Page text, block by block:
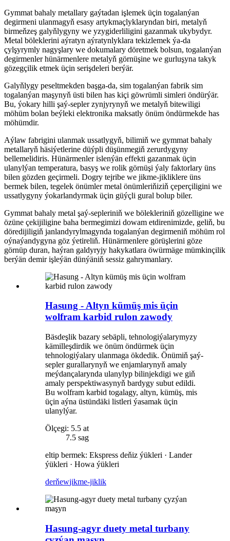
Gymmat bahaly metallary gaýtadan işlemek üçin togalanýan
degirmeni ulanmagyň esasy artykmaçlyklaryndan biri, metalyň
birmeňzeş galyňlygyny we yzygiderliligini gazanmak ukybydyr.
Metal böleklerini aýratyn aýratynlyklara tekizlemek ýa-da
çylşyrymly nagyşlary we dokumalary döretmek bolsun, togalanýan
degirmenler hünärmenlere metalyň görnüşine we gurluşyna takyk
gözegçilik etmek üçin serişdeleri berýär.
Galyňlygy peseltmekden başga-da, sim togalanýan fabrik sim
togalanýan maşynyň üsti bilen has kiçi göwrümli simleri öndürýär.
Bu, ýokary hilli şaý-sepler zynjyrynyň we metalyň bitewiligi
möhüm bolan beýleki elektronika maksatly önüm öndürmekde has
möhümdir.
Aýlaw fabrigini ulanmak ussatlygyň, bilimiň we gymmat bahaly
metallaryň häsiýetlerine düýpli düşünmegiň zerurdygyny
bellemelidiris. Hünärmenler islenýän effekti gazanmak üçin
ulanylýan temperatura, basyş we rolik görnüşi ýaly faktorlary üns
bilen gözden geçirmeli. Dogry tejribe we jikme-jikliklere üns
bermek bilen, tegelek önümler metal önümleriňiziň çeperçiligini we
ussatlygyny ýokarlandyrmak üçin güýçli gural bolup biler.
Gymmat bahaly metal şaý-sepleriniň we bölekleriniň gözelligine we
özüne çekijiligine baha bermegimizi dowam etdirenimizde, geliň, bu
döredijiligiň janlandyrylmagynda togalanýan degirmeniň möhüm rol
oýnaýandygyna göz ýetireliň. Hünärmenlere görüşlerini göze
görnüp duran, haýran galdyryjy hakykatlara öwürmäge mümkinçilik
berýän demir işleýän dünýäniň sessiz gahrymanlary.
Hasung - Altyn kümüş mis üçin
wolfram karbid rulon zawody
Bäsdeşlik bazary sebäpli, tehnologiýalarymyzy
kämilleşdirdik we önüm öndürmek üçin
tehnologiýalary ulanmaga ökdedik. Önümiň şaý-
sepler gurallarynyň we enjamlarynyň amaly
meýdançalarynda ulanylyp bilinjekdigi we giň
amaly perspektiwasynyň bardygy subut edildi.
Bu wolfram karbid togalagy, altyn, kümüş, mis
üçin aýna üstündäki listleri ýasamak üçin
ulanylýar.
Ölçegi: 5.5 at
7.5 sag
eltip bermek: Ekspress deňiz ýükleri · Lander
ýükleri · Howa ýükleri
derňewjikme-jiklik
Hasung-agyr duety metal turbany